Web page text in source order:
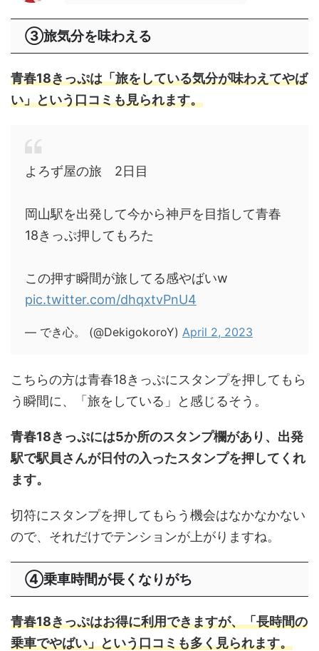
③旅気分を味わえる
青春18きっぷは「旅をしている気分が味わえてやば
い」という口コミも見られます。
よろず屋の旅 2日目
岡山駅を出発して今から神戸を目指して青春
18きっぷ押してもろた
この押す瞬間が旅してる感やばいw
pic.twitter.com/dhqxtvPnU4
— でき心。 (@DekigokoroY) April 2, 2023
こちらの方は青春18きっぷにスタンプを押してもら
う瞬間に、「旅をしている」と感じるそう。
青春18きっぷには5か所のスタンプ欄があり、出発
駅で駅員さんが日付の入ったスタンプを押してくれ
ます。
切符にスタンプを押してもらう機会はなかなかない
ので、それだけでテンションが上がりますね。
④乗車時間が長くなりがち
青春18きっぷはお得に利用できますが、「長時間の
乗車でやばい」という口コミも多く見られます。